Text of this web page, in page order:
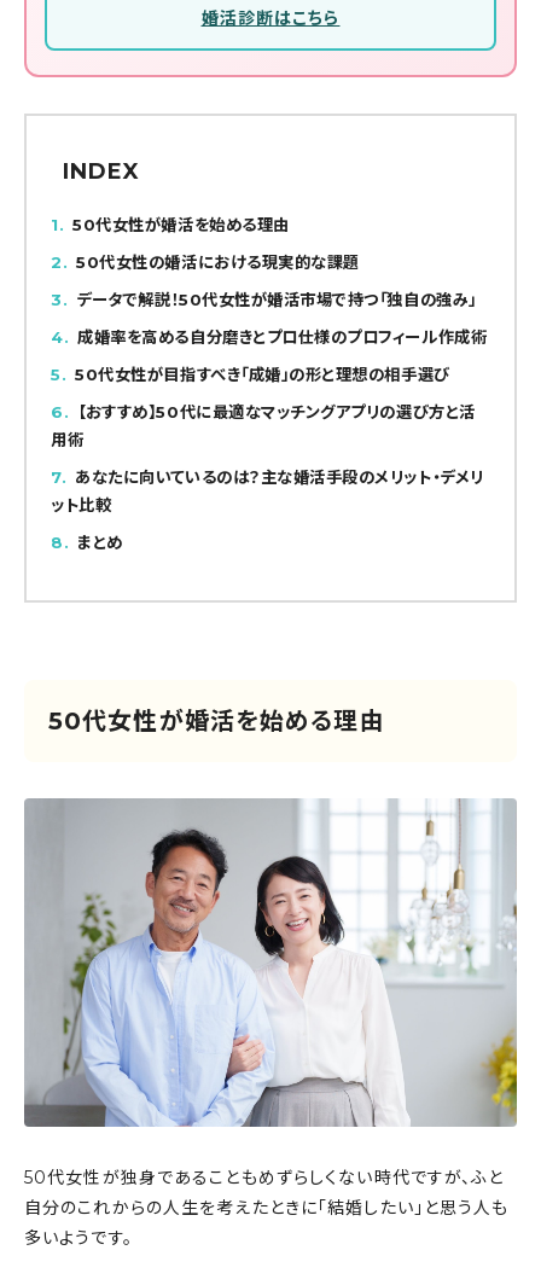
婚活診断はこちら
INDEX
1
50代女性が婚活を始める理由
2
50代女性の婚活における現実的な課題
3
データで解説！50代女性が婚活市場で持つ「独自の強み」
4
成婚率を高める自分磨きとプロ仕様のプロフィール作成術
5
50代女性が目指すべき「成婚」の形と理想の相手選び
6
【おすすめ】50代に最適なマッチングアプリの選び方と活
用術
7
あなたに向いているのは？主な婚活手段のメリット・デメリ
ット比較
8
まとめ
50代女性が婚活を始める理由
50代女性が独身であることもめずらしくない時代ですが、ふと
自分のこれからの人生を考えたときに「結婚したい」と思う人も
多いようです。